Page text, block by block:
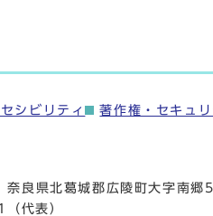
シビリティ 著作権・セキュリ
良県北葛城郡広陵町大字南郷
（代表）